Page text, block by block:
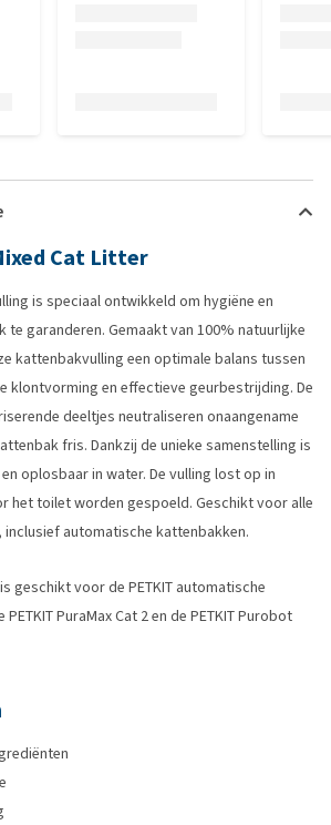
Cat Litter
is speciaal ontwikkeld om hygiëne en
garanderen. Gemaakt van 100% natuurlijke
kattenbakvulling een optimale balans tussen
klontvorming en effectieve geurbestrijding. De
deeltjes neutraliseren onaangename
fris. Dankzij de unieke samenstelling is
oplosbaar in water. De vulling lost op in
het toilet worden gespoeld. Geschikt voor alle
automatische kattenbakken.
geschikt voor de PETKIT automatische
PuraMax Cat 2 en de PETKIT Purobot